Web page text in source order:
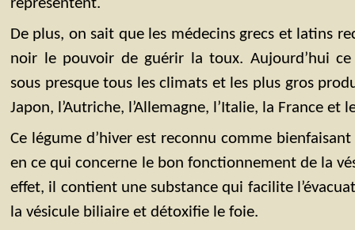
représentent.
De plus, on sait que les médecins grecs et latins
noir le pouvoir de guérir la toux. Aujourd’hui
sous presque tous les climats et les plus gros
Japon, l’Autriche, l’Allemagne, l’Italie, la France et
Ce légume d’hiver est reconnu comme
en ce qui concerne le bon fonctionnement de la
effet, il contient une substance qui facilite
la vésicule biliaire et détoxifie le foie.